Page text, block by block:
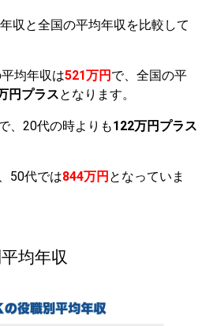
収と全国の平均年収を比較して
均年収は521万円 で、全国の平
円プラスとなります。
、20代の時よりも122万円プラス
、50代では844万円 となっていま
均年収